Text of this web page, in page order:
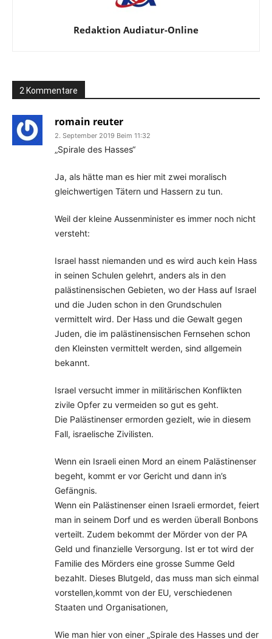
Redaktion Audiatur-Online
2 Kommentare
romain reuter
2. September 2019 Beim 11:32
„Spirale des Hasses“
Ja, als hätte man es hier mit zwei moralisch
gleichwertigen Tätern und Hassern zu tun.
Weil der kleine Aussenminister es immer noch nicht
versteht:
Israel hasst niemanden und es wird auch kein Hass
in seinen Schulen gelehrt, anders als in den
palästinensischen Gebieten, wo der Hass auf Israel
und die Juden schon in den Grundschulen
vermittelt wird. Der Hass und die Gewalt gegen
Juden, die im palästinensischen Fernsehen schon
den Kleinsten vermittelt werden, sind allgemein
bekannt.
Israel versucht immer in militärischen Konflikten
zivile Opfer zu vermeiden so gut es geht.
Die Palästinenser ermorden gezielt, wie in diesem
Fall, israelische Zivilisten.
Wenn ein Israeli einen Mord an einem Palästinenser
begeht, kommt er vor Gericht und dann in’s
Gefängnis.
Wenn ein Palästinenser einen Israeli ermordet, feiert
man in seinem Dorf und es werden überall Bonbons
verteilt. Zudem bekommt der Mörder von der PA
Geld und finanzielle Versorgung. Ist er tot wird der
Familie des Mörders eine grosse Summe Geld
bezahlt. Dieses Blutgeld, das muss man sich einmal
vorstellen,kommt von der EU, verschiedenen
Staaten und Organisationen,
Wie man hier von einer „Spirale des Hasses und der